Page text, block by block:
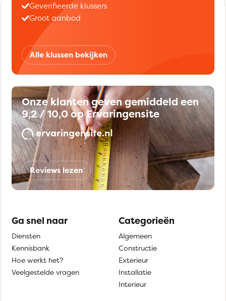
Geverifieerde klussers
Groot aanbod
Alle klussen bekijken
Onze klanten geven gemiddeld een
9,2 / 10,0 op Ervaringensite
Reviews lezen
Ga snel naar
Diensten
Kennisbank
Hoe werkt het?
Veelgestelde vragen
Categorieën
Algemeen
Constructie
Exterieur
Installatie
Interieur